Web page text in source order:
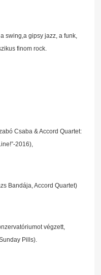
swing,a gipsy jazz, a funk,
finom rock.
Csaba & Accord Quartet:
2016),
Bandája, Accord Quartet)
végzett,
Pills).